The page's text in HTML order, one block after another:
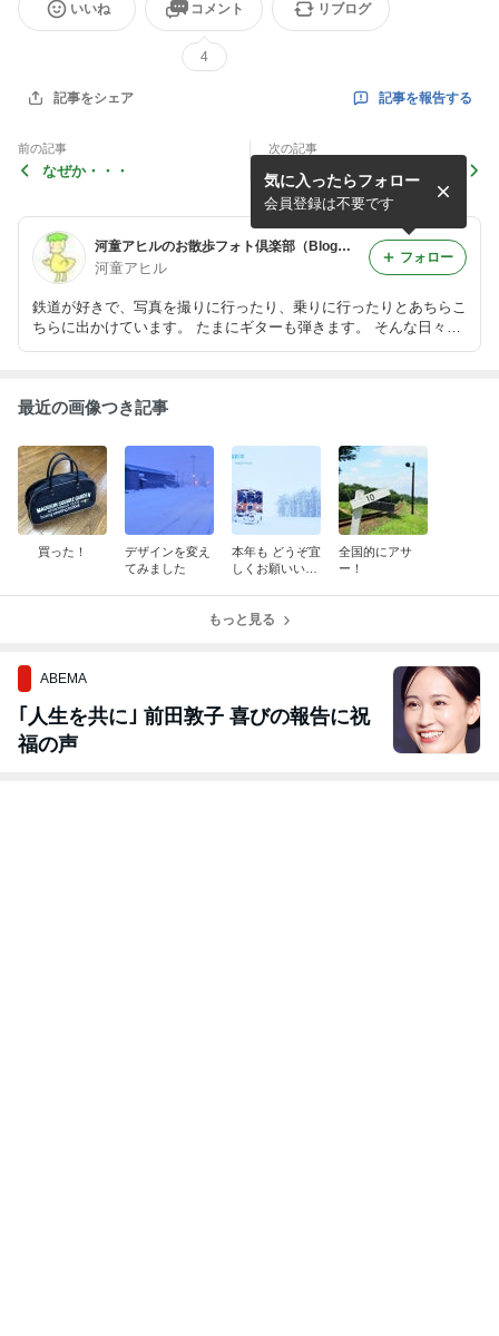
いいね コメント
4
リブログ
記事をシェア 記事を報告する
前の記事
なぜか・・・
次の記事
西武１０１系の黄金時代
河童アヒルのお散歩フォト倶楽部（Blog編）
河童アヒル
鉄道が好きで、写真を撮りに行ったり、乗りに行ったりとあちらこ
ちらに出かけています。 たまにギターも弾きます。 そんな日々の
記録です。
気に入ったらフォロー
会員登録は不要です
フォロー
最近の画像つき記事
買った！
デザインを変え
てみました
本年も どうぞ宜
しくお願いいた
全国的にアサ
ー！
もっと見る
ABEMA
｢人生を共に｣ 前田敦子 喜びの報告に祝
福の声